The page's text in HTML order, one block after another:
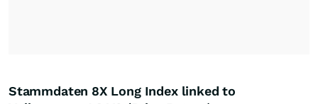
Stammdaten 8X Long Index linked to